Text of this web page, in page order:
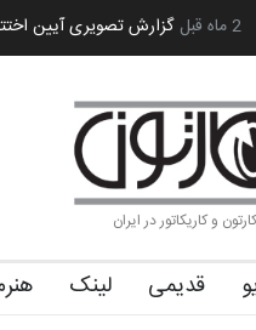
گزارش تصویری 2 ماه قبل
و کاریکاتور در ایران
قدیمی لینک